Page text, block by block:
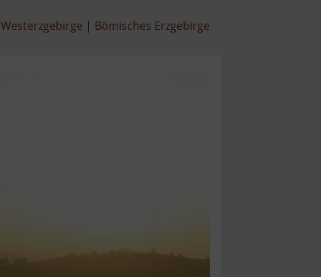
Westerzgebirge Bömisches Erzgebirge